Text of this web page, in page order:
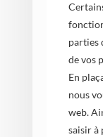
parties
de vos
En
nous
web.
saisir à